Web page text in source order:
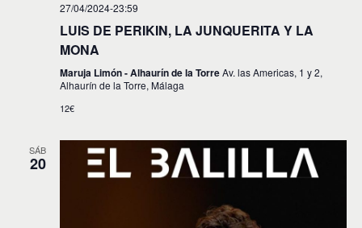
27/04/2024-23:59
LUIS DE PERIKIN, LA JUNQUERITA Y LA
MONA
Maruja Limón - Alhaurín de la TorreAv. las Americas, 1 y 2,
Alhaurín de la Torre, Málaga
12€
SÁB
20